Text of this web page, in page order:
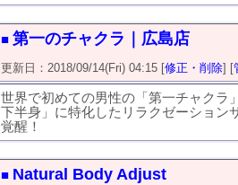
■ 第一のチャクラ｜広島店
更新日：2018/09/14(Fri) 04:15 [修正・削除] [
世界で初めての男性の「第一チャクラ
下半身」に特化したリラクゼーション
覚醒！
■ Natural Body Adjust